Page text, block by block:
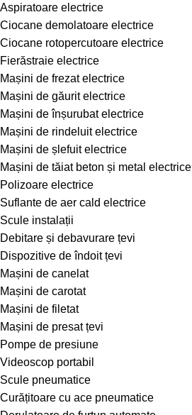
Aspiratoare electrice
Ciocane demolatoare electrice
Ciocane rotopercutoare electrice
Fierăstraie electrice
Mașini de frezat electrice
Mașini de găurit electrice
Mașini de înșurubat electrice
Mașini de rindeluit electrice
Mașini de șlefuit electrice
Mașini de tăiat beton și metal electrice
Polizoare electrice
Suflante de aer cald electrice
Scule instalații
Debitare și debavurare țevi
Dispozitive de îndoit țevi
Mașini de canelat
Mașini de carotat
Mașini de filetat
Mașini de presat țevi
Pompe de presiune
Videoscop portabil
Scule pneumatice
Curățitoare cu ace pneumatice